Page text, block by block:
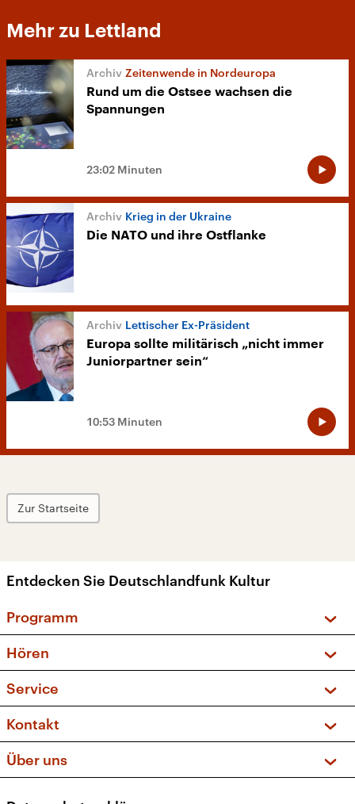
Mehr zu Lettland
Zeitenwende in Nordeuropa
Rund um die Ostsee wachsen die
Spannungen
23:02 Minuten
Krieg in der Ukraine
Die NATO und ihre Ostflanke
Lettischer Ex-Präsident
Europa sollte militärisch „nicht immer
Juniorpartner sein“
10:53 Minuten
Zur Startseite
Entdecken Sie Deutschlandfunk Kultur
Programm
Sendungen und Podcasts
Musikliste
Kakadu – Das Kinderprogramm
Hören
Frequenzen (UKW + DAB+)
Service
FAQ
Apps
Newsletter
Kontakt
Social Media
Über uns